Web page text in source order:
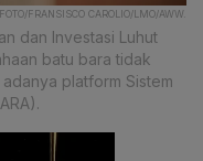
FRANSISCO CAROLIO/LMO/AWW.
dan Investasi Luhut
batu bara tidak
platform Sistem